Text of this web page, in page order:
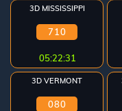
3D MISSISSIPPI
710
05:22:31
3D VERMONT
080